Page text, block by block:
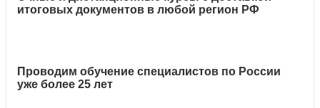
итоговых документов в любой регион РФ
Проводим обучение специалистов по России
уже более 25 лет